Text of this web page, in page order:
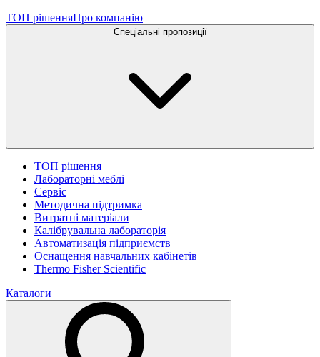
ТОП рішенняПро компанію
Спеціальні пропозиції
ТОП рішення
Лабораторні меблі
Сервіс
Методична підтримка
Витратні матеріали
Калібрувальна лабораторія
Автоматизація підприємств
Оснащення навчальних кабінетів
Thermo Fisher Scientific
Каталоги